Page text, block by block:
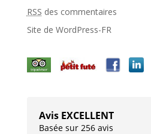
RSS des commentaires
Site de WordPress-FR
Avis EXCELLENT
Basée sur 256 avis